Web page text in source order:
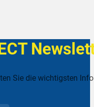
Sie die wichtigsten